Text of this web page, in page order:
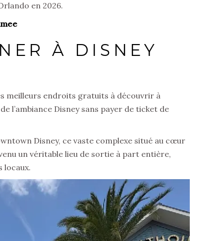
en 2026.
À DISNEY
meilleurs endroits gratuits à découvrir à
l’ambiance Disney sans payer de ticket de
Disney, ce vaste complexe situé au cœur
un véritable lieu de sortie à part entière,
locaux.